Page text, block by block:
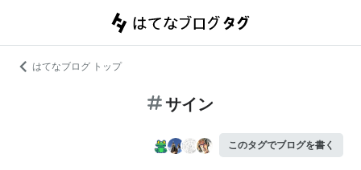
はてなブログ トップ
サイン
このタグでブログを書く